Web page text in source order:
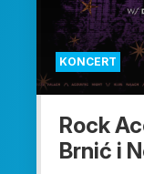
KONCERT
Rock
Brnić i